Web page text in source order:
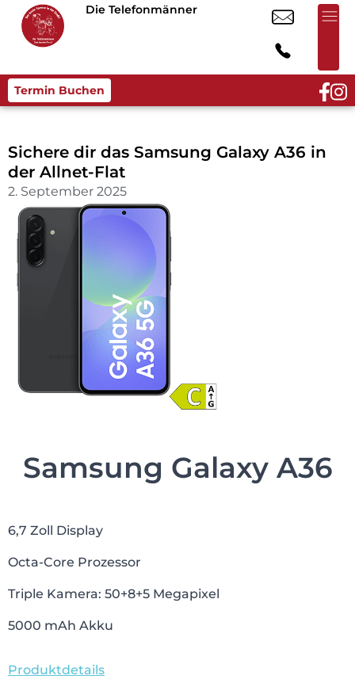
Die Telefonmänner
Termin Buchen
Sichere dir das Samsung Galaxy A36 in
der Allnet-Flat
2. September 2025
Samsung Galaxy A36
6,7 Zoll Display
Octa-Core Prozessor
Triple Kamera: 50+8+5 Megapixel
5000 mAh Akku
Produktdetails